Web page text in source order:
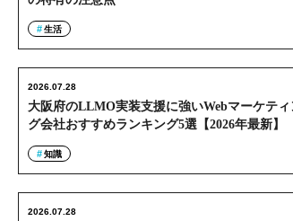
生活
大阪府のLLMO実装支援に強いWebマーケティ
グ会社おすすめランキング5選【2026年最新】
2026.07.28
知識
2026.07.28